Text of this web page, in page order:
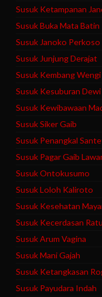
Susuk Ketampanan
Susuk Buka Mata Batin
Susuk Janoko Perkoso
Susuk Junjung Derajat
Susuk Kembang Wengi
Susuk Kesuburan Dewi
Susuk Kewibawaan
Susuk Siker Gaib
Susuk Penangkal
Susuk Pagar Gaib
Susuk Ontokusumo
Susuk Loloh Kaliroto
Susuk Kesehatan
Susuk Kecerdasan
Susuk Arum Vagina
Susuk Mani Gajah
Susuk Ketangkasan
Susuk Payudara Indah